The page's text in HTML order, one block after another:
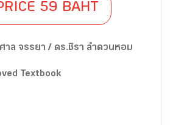
59 BAHT
าล จรรยา / ดร.ชิรา ลำดวนหอม
Textbook